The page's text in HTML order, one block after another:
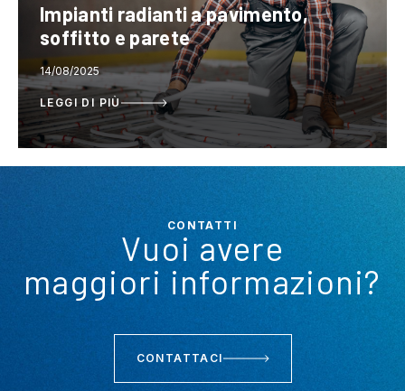
Impianti radianti a pavimento,
soffitto e parete
14/08/2025
LEGGI DI PIÙ
CONTATTI
Vuoi avere
maggiori informazioni?
CONTATTACI